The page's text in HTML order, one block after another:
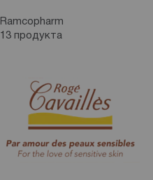
Ramcopharm
13 продукта